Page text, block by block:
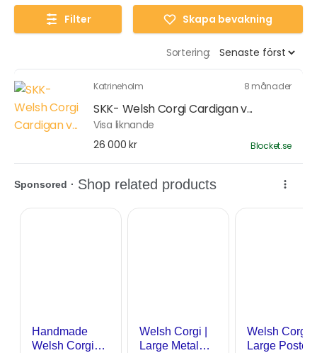
Filter Skapa bevakning
Sortering:
Katrineholm 8 månader
SKK- Welsh Corgi Cardigan v...
Visa liknande
26 000 kr
Blocket.se